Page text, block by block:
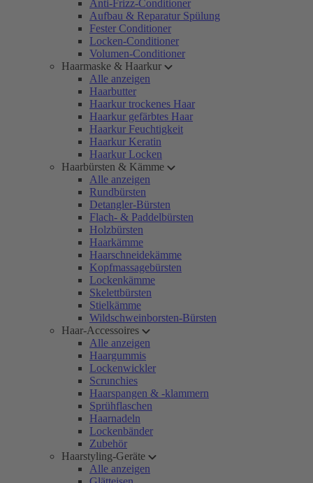
Anti-Frizz-Conditioner
Aufbau & Reparatur Spülung
Fester Conditioner
Locken-Conditioner
Volumen-Conditioner
Haarmaske & Haarkur
Alle anzeigen
Haarbutter
Haarkur trockenes Haar
Haarkur gefärbtes Haar
Haarkur Feuchtigkeit
Haarkur Keratin
Haarkur Locken
Haarbürsten & Kämme
Alle anzeigen
Rundbürsten
Detangler-Bürsten
Flach- & Paddelbürsten
Holzbürsten
Haarkämme
Haarschneidekämme
Kopfmassagebürsten
Lockenkämme
Skelettbürsten
Stielkämme
Wildschweinborsten-Bürsten
Haar-Accessoires
Alle anzeigen
Haargummis
Lockenwickler
Scrunchies
Haarspangen & -klammern
Sprühflaschen
Haarnadeln
Lockenbänder
Zubehör
Haarstyling-Geräte
Alle anzeigen